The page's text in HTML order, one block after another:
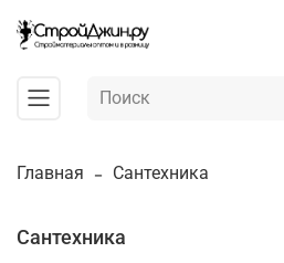
Главная Сантехника
Сантехника